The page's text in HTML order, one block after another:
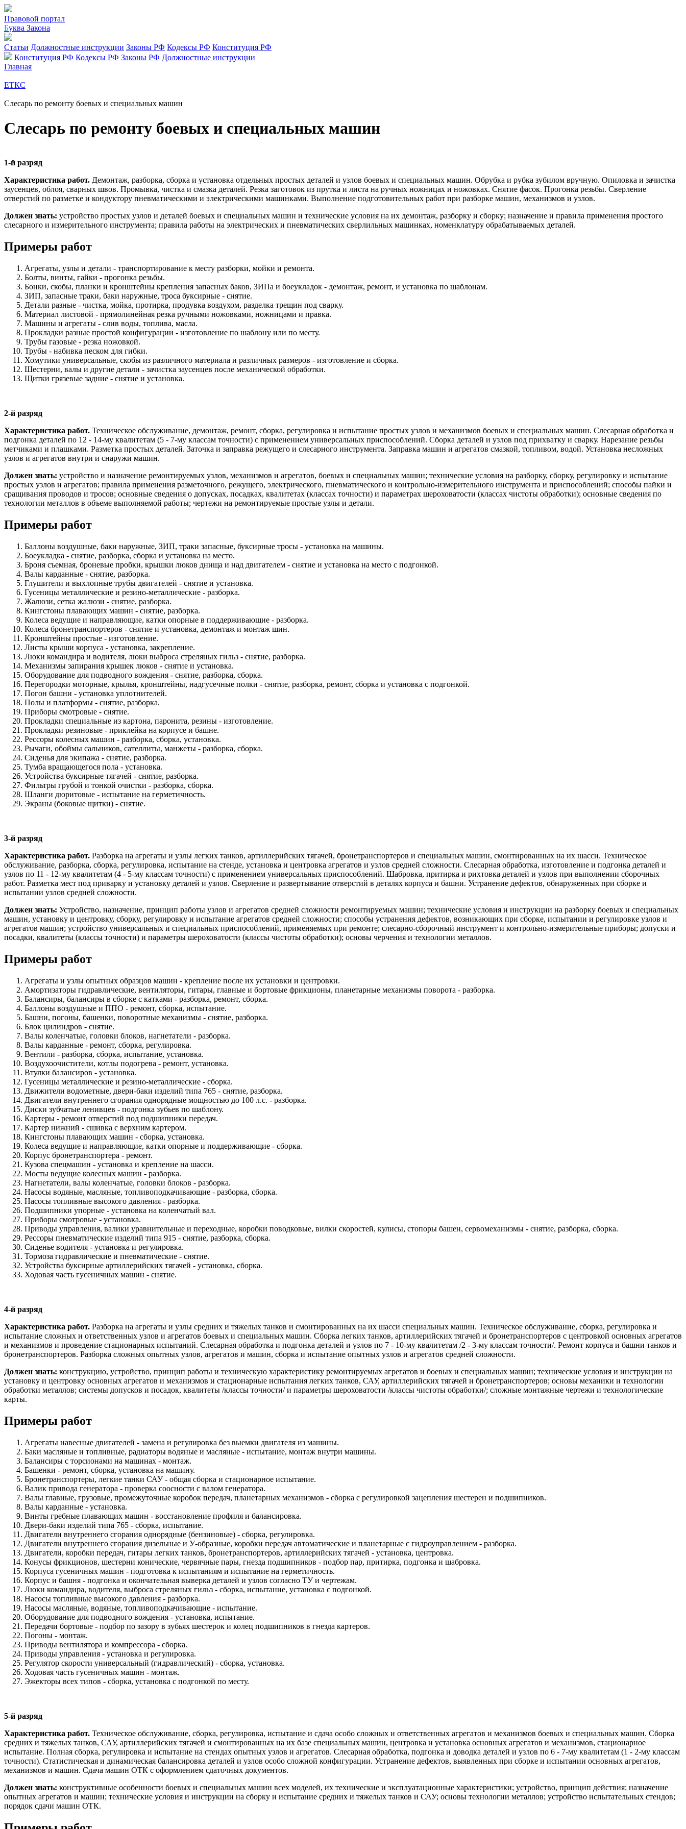
Правовой портал
Буква Закона
Статьи Должностные инструкции Законы РФ Кодексы РФ Конституция РФ
Конституция РФ Кодексы РФ Законы РФ Должностные инструкции
Главная
ЕТКС
Слесарь по ремонту боевых и специальных машин
Слесарь по ремонту боевых и специальных машин
1-й разряд
Характеристика работ. Демонтаж, разборка, сборка и установка отдельных простых деталей и узлов боевых и специальных машин. Обрубка и рубка зубилом вручную. Опиловка и зачистка
заусенцев, облоя, сварных швов. Промывка, чистка и смазка деталей. Резка заготовок из прутка и листа на ручных ножницах и ножовках. Снятие фасок. Прогонка резьбы. Сверление
отверстий по разметке и кондуктору пневматическими и электрическими машинками. Выполнение подготовительных работ при разборке машин, механизмов и узлов.
Должен знать: устройство простых узлов и деталей боевых и специальных машин и технические условия на их демонтаж, разборку и сборку; назначение и правила применения простого
слесарного и измерительного инструмента; правила работы на электрических и пневматических сверлильных машинках, номенклатуру обрабатываемых деталей.
Примеры работ
Агрегаты, узлы и детали - транспортирование к месту разборки, мойки и ремонта.
Болты, винты, гайки - прогонка резьбы.
Бонки, скобы, планки и кронштейны крепления запасных баков, ЗИПа и боеукладок - демонтаж, ремонт, и установка по шаблонам.
ЗИП, запасные траки, баки наружные, троса буксирные - снятие.
Детали разные - чистка, мойка, протирка, продувка воздухом, разделка трещин под сварку.
Материал листовой - прямолинейная резка ручными ножовками, ножницами и правка.
Машины и агрегаты - слив воды, топлива, масла.
Прокладки разные простой конфигурации - изготовление по шаблону или по месту.
Трубы газовые - резка ножовкой.
Трубы - набивка песком для гибки.
Хомутики универсальные, скобы из различного материала и различных размеров - изготовление и сборка.
Шестерни, валы и другие детали - зачистка заусенцев после механической обработки.
Щитки грязевые задние - снятие и установка.
2-й разряд
Характеристика работ. Техническое обслуживание, демонтаж, ремонт, сборка, регулировка и испытание простых узлов и механизмов боевых и специальных машин. Слесарная обработка и
подгонка деталей по 12 - 14-му квалитетам (5 - 7-му классам точности) с применением универсальных приспособлений. Сборка деталей и узлов под прихватку и сварку. Нарезание резьбы
метчиками и плашками. Разметка простых деталей. Заточка и заправка режущего и слесарного инструмента. Заправка машин и агрегатов смазкой, топливом, водой. Установка несложных
узлов и агрегатов внутри и снаружи машин.
Должен знать: устройство и назначение ремонтируемых узлов, механизмов и агрегатов, боевых и специальных машин; технические условия на разборку, сборку, регулировку и испытание
простых узлов и агрегатов; правила применения разметочного, режущего, электрического, пневматического и контрольно-измерительного инструмента и приспособлений; способы пайки и
сращивания проводов и тросов; основные сведения о допусках, посадках, квалитетах (классах точности) и параметрах шероховатости (классах чистоты обработки); основные сведения по
технологии металлов в объеме выполняемой работы; чертежи на ремонтируемые простые узлы и детали.
Примеры работ
Баллоны воздушные, баки наружные, ЗИП, траки запасные, буксирные тросы - установка на машины.
Боеукладка - снятие, разборка, сборка и установка на место.
Броня съемная, броневые пробки, крышки люков днища и над двигателем - снятие и установка на место с подгонкой.
Валы карданные - снятие, разборка.
Глушители и выхлопные трубы двигателей - снятие и установка.
Гусеницы металлические и резино-металлические - разборка.
Жалюзи, сетка жалюзи - снятие, разборка.
Кингстоны плавающих машин - снятие, разборка.
Колеса ведущие и направляющие, катки опорные в поддерживающие - разборка.
Колеса бронетранспортеров - снятие и установка, демонтаж и монтаж шин.
Кронштейны простые - изготовление.
Листы крыши корпуса - установка, закрепление.
Люки командира и водителя, люки выброса стреляных гильз - снятие, разборка.
Механизмы запирания крышек люков - снятие и установка.
Оборудование для подводного вождения - снятие, разборка, сборка.
Перегородки моторные, крылья, кронштейны, надгусечные полки - снятие, разборка, ремонт, сборка и установка с подгонкой.
Погон башни - установка уплотнителей.
Полы и платформы - снятие, разборка.
Приборы смотровые - снятие.
Прокладки специальные из картона, паронита, резины - изготовление.
Прокладки резиновые - приклейка на корпусе и башне.
Рессоры колесных машин - разборка, сборка, установка.
Рычаги, обоймы сальников, сателлиты, манжеты - разборка, сборка.
Сиденья для экипажа - снятие, разборка.
Тумба вращающегося пола - установка.
Устройства буксирные тягачей - снятие, разборка.
Фильтры грубой и тонкой очистки - разборка, сборка.
Шланги дюритовые - испытание на герметичность.
Экраны (боковые щитки) - снятие.
3-й разряд
Характеристика работ. Разборка на агрегаты и узлы легких танков, артиллерийских тягачей, бронетранспортеров и специальных машин, смонтированных на их шасси. Техническое
обслуживание, разборка, сборка, регулировка, испытание на стенде, установка и центровка агрегатов и узлов средней сложности. Слесарная обработка, изготовление и подгонка деталей и
узлов по 11 - 12-му квалитетам (4 - 5-му классам точности) с применением универсальных приспособлений. Шабровка, притирка и рихтовка деталей и узлов при выполнении сборочных
работ. Разметка мест под приварку и установку деталей и узлов. Сверление и развертывание отверстий в деталях корпуса и башни. Устранение дефектов, обнаруженных при сборке и
испытании узлов средней сложности.
Должен знать: Устройство, назначение, принцип работы узлов и агрегатов средней сложности ремонтируемых машин; технические условия и инструкции на разборку боевых и специальных
машин, установку и центровку, сборку, регулировку и испытание агрегатов средней сложности; способы устранения дефектов, возникающих при сборке, испытании и регулировке узлов и
агрегатов машин; устройство универсальных и специальных приспособлений, применяемых при ремонте; слесарно-сборочный инструмент и контрольно-измерительные приборы; допуски и
посадки, квалитеты (классы точности) и параметры шероховатости (классы чистоты обработки); основы черчения и технологии металлов.
Примеры работ
Агрегаты и узлы опытных образцов машин - крепление после их установки и центровки.
Амортизаторы гидравлические, вентиляторы, гитары, главные и бортовые фрикционы, планетарные механизмы поворота - разборка.
Балансиры, балансиры в сборке с катками - разборка, ремонт, сборка.
Баллоны воздушные и ППО - ремонт, сборка, испытание.
Башни, погоны, башенки, поворотные механизмы - снятие, разборка.
Блок цилиндров - снятие.
Валы коленчатые, головки блоков, нагнетатели - разборка.
Валы карданные - ремонт, сборка, регулировка.
Вентили - разборка, сборка, испытание, установка.
Воздухоочистители, котлы подогрева - ремонт, установка.
Втулки балансиров - установка.
Гусеницы металлические и резино-металлические - сборка.
Движители водометные, двери-баки изделий типа 765 - снятие, разборка.
Двигатели внутреннего сгорания однорядные мощностью до 100 л.с. - разборка.
Диски зубчатые ленивцев - подгонка зубьев по шаблону.
Картеры - ремонт отверстий под подшипники передач.
Картер нижний - сшивка с верхним картером.
Кингстоны плавающих машин - сборка, установка.
Колеса ведущие и направляющие, катки опорные и поддерживающие - сборка.
Корпус бронетранспортера - ремонт.
Кузова спецмашин - установка и крепление на шасси.
Мосты ведущие колесных машин - разборка.
Нагнетатели, валы коленчатые, головки блоков - разборка.
Насосы водяные, масляные, топливоподкачивающие - разборка, сборка.
Насосы топливные высокого давления - разборка.
Подшипники упорные - установка на коленчатый вал.
Приборы смотровые - установка.
Приводы управления, валики уравнительные и переходные, коробки поводковые, вилки скоростей, кулисы, стопоры башен, сервомеханизмы - снятие, разборка, сборка.
Рессоры пневматические изделий типа 915 - снятие, разборка, сборка.
Сиденье водителя - установка и регулировка.
Тормоза гидравлические и пневматические - снятие.
Устройства буксирные артиллерийских тягачей - установка, сборка.
Ходовая часть гусеничных машин - снятие.
4-й разряд
Характеристика работ. Разборка на агрегаты и узлы средних и тяжелых танков и смонтированных на их шасси специальных машин. Техническое обслуживание, сборка, регулировка и
испытание сложных и ответственных узлов и агрегатов боевых и специальных машин. Сборка легких танков, артиллерийских тягачей и бронетранспортеров с центровкой основных агрегатов
и механизмов и проведение стационарных испытаний. Слесарная обработка и подгонка деталей и узлов по 7 - 10-му квалитетам /2 - 3-му классам точности/. Ремонт корпуса и башни танков и
бронетранспортеров. Разборка сложных опытных узлов, агрегатов и машин, сборка и испытание опытных узлов и агрегатов средней сложности.
Должен знать: конструкцию, устройство, принцип работы и техническую характеристику ремонтируемых агрегатов и боевых и специальных машин; технические условия и инструкции на
установку и центровку основных агрегатов и механизмов и стационарные испытания легких танков, САУ, артиллерийских тягачей и бронетранспортеров; основы механики и технологии
обработки металлов; системы допусков и посадок, квалитеты /классы точности/ и параметры шероховатости /классы чистоты обработки/; сложные монтажные чертежи и технологические
карты.
Примеры работ
Агрегаты навесные двигателей - замена и регулировка без выемки двигателя из машины.
Баки масляные и топливные, радиаторы водяные и масляные - испытание, монтаж внутри машины.
Балансиры с торсионами на машинах - монтаж.
Башенки - ремонт, сборка, установка на машину.
Бронетранспортеры, легкие танки САУ - общая сборка и стационарное испытание.
Валик привода генератора - проверка соосности с валом генератора.
Валы главные, грузовые, промежуточные коробок передач, планетарных механизмов - сборка с регулировкой зацепления шестерен и подшипников.
Валы карданные - установка.
Винты гребные плавающих машин - восстановление профиля и балансировка.
Двери-баки изделий типа 765 - сборка, испытание.
Двигатели внутреннего сгорания однорядные (бензиновые) - сборка, регулировка.
Двигатели внутреннего сгорания дизельные и У-образные, коробки передач автоматические и планетарные с гидроуправлением - разборка.
Двигатели, коробки передач, гитары легких танков, бронетранспортеров, артиллерийских тягачей - установка, центровка.
Конусы фрикционов, шестерни конические, червячные пары, гнезда подшипников - подбор пар, притирка, подгонка и шабровка.
Корпуса гусеничных машин - подготовка к испытаниям и испытание на герметичность.
Корпус и башня - подгонка и окончательная выверка деталей и узлов согласно ТУ и чертежам.
Люки командира, водителя, выброса стреляных гильз - сборка, испытание, установка с подгонкой.
Насосы топливные высокого давления - разборка.
Насосы масляные, водяные, топливоподкачивающие - испытание.
Оборудование для подводного вождения - установка, испытание.
Передачи бортовые - подбор по зазору в зубьях шестерок и колец подшипников в гнезда картеров.
Погоны - монтаж.
Приводы вентилятора и компрессора - сборка.
Приводы управления - установка и регулировка.
Регулятор скорости универсальный (гидравлический) - сборка, установка.
Ходовая часть гусеничных машин - монтаж.
Эжекторы всех типов - сборка, установка с подгонкой по месту.
5-й разряд
Характеристика работ. Техническое обслуживание, сборка, регулировка, испытание и сдача особо сложных и ответственных агрегатов и механизмов боевых и специальных машин. Сборка
средних и тяжелых танков, САУ, артиллерийских тягачей и смонтированных на их базе специальных машин, центровка и установка основных агрегатов и механизмов, стационарное
испытание. Полная сборка, регулировка и испытание на стендах опытных узлов и агрегатов. Слесарная обработка, подгонка и доводка деталей и узлов по 6 - 7-му квалитетам (1 - 2-му классам
точности). Статистическая и динамическая балансировка деталей и узлов особо сложной конфигурации. Устранение дефектов, выявленных при сборке и испытании основных агрегатов,
механизмов и машин. Сдача машин ОТК с оформлением сдаточных документов.
Должен знать: конструктивные особенности боевых и специальных машин всех моделей, их технические и эксплуатационные характеристики; устройство, принцип действия; назначение
опытных агрегатов и машин; технические условия и инструкции на сборку и испытание средних и тяжелых танков и САУ; основы технологии металлов; устройство испытательных стендов;
порядок сдачи машин ОТК.